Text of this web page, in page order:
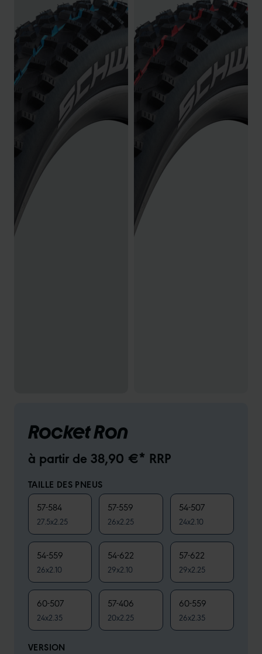
Rocket Ron
à partir de 38,90 €* RRP
TAILLE DES PNEUS
57-584
27.5x2.25
57-559
26x2.25
54-507
24x2.10
54-559
26x2.10
54-622
29x2.10
57-622
29x2.25
60-507
24x2.35
57-406
20x2.25
60-559
26x2.35
VERSION